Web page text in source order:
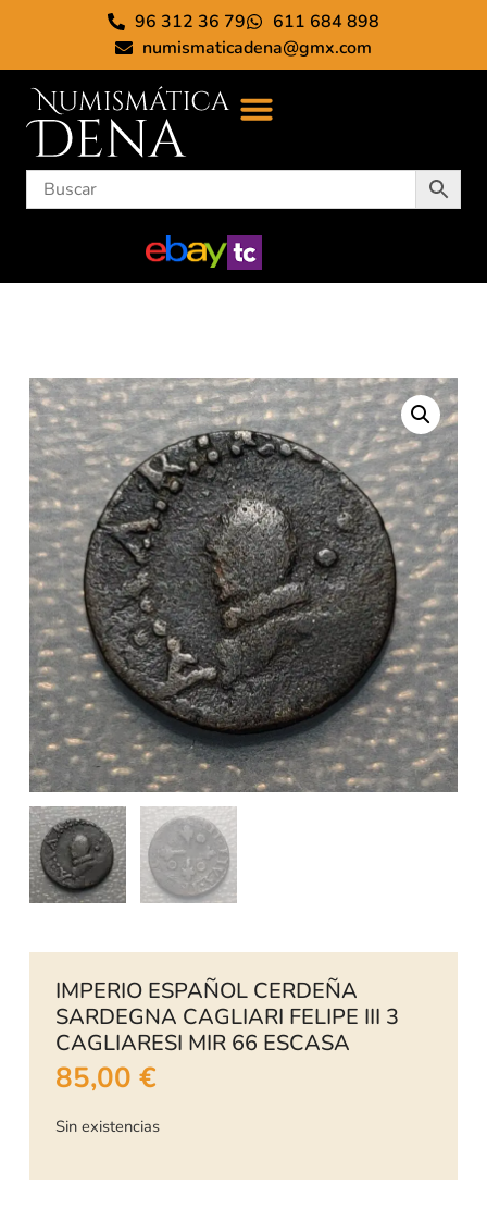
96 312 36 79
611 684 898
numismaticadena@gmx.com
IMPERIO ESPAÑOL CERDEÑA
SARDEGNA CAGLIARI FELIPE III 3
CAGLIARESI MIR 66 ESCASA
85,00 €
Sin existencias